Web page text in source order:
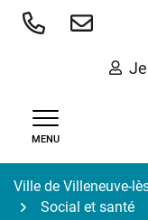
Aller
MENU
Ville de Villeneuve-
Social et santé